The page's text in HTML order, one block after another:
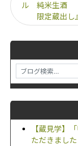
【蔵見学】
ただきました
ル 純米生酒
限定蔵出し』